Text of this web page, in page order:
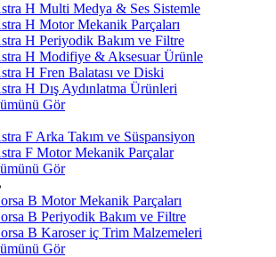
H Multi Medya & Ses Sistemle
H Motor Mekanik Parçaları
H Periyodik Bakım ve Filtre
H Modifiye & Aksesuar Ürünle
H Fren Balatası ve Diski
H Dış Aydınlatma Ürünleri
Gör
F Arka Takım ve Süspansiyon
F Motor Mekanik Parçalar
Gör
B Motor Mekanik Parçaları
B Periyodik Bakım ve Filtre
B Karoser iç Trim Malzemeleri
Gör